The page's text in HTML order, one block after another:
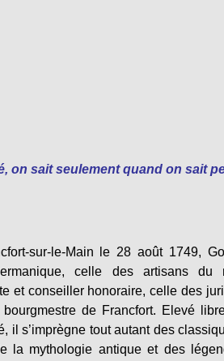
on sait seulementquand on sait
sur-le-Main le 28 août 1749,
celle des artisans
et conseiller honoraire, celle des
de Francfort. Elevé
il s’imprègne tout autant des
la mythologie antique et des